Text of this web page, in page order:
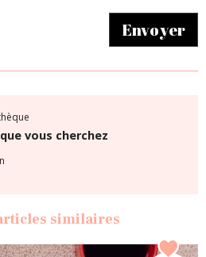
Envoyer
vous cherchez
similaires